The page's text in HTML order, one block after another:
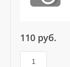
110 руб.